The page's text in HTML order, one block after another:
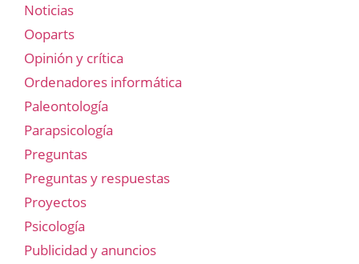
Noticias
Ooparts
Opinión y crítica
Ordenadores informática
Paleontología
Parapsicología
Preguntas
Preguntas y respuestas
Proyectos
Psicología
Publicidad y anuncios